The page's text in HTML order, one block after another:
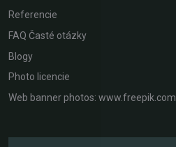
Referencie
FAQ Časté otázky
Blogy
Photo licencie
Web banner photos: www.freepik.com